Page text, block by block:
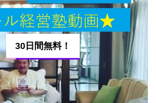
30日間無料！